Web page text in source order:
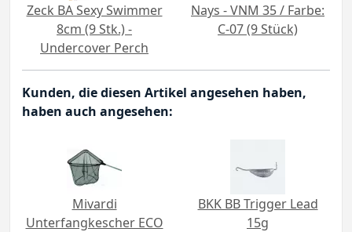
Zeck BA Sexy Swimmer
8cm (9 Stk.) -
Undercover Perch
Nays - VNM 35 / Farbe:
C-07 (9 Stück)
Kunden, die diesen Artikel angesehen haben,
haben auch angesehen:
Mivardi
Unterfangkescher ECO
BKK BB Trigger Lead
15g